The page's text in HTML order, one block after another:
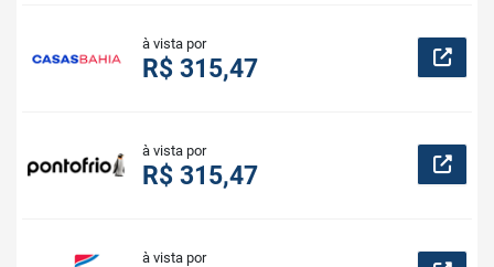
à vista por
R$ 315,47
à vista por
R$ 315,47
à vista por